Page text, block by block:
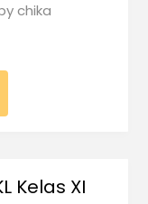
chika
Kelas XI